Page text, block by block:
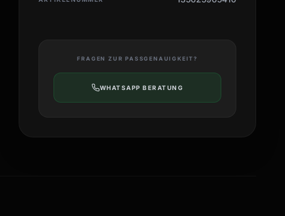
FRAGEN ZUR PASSGENAUIGKEIT?
WHATSAPP BERATUNG